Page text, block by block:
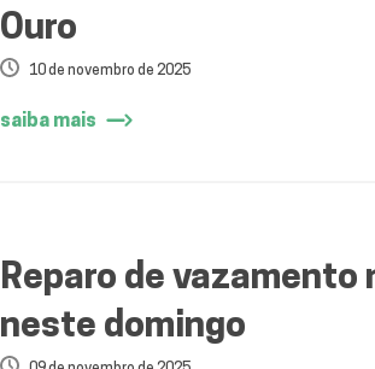
Ouro
10 de novembro de 2025
saiba mais
Reparo de vazamento
neste domingo